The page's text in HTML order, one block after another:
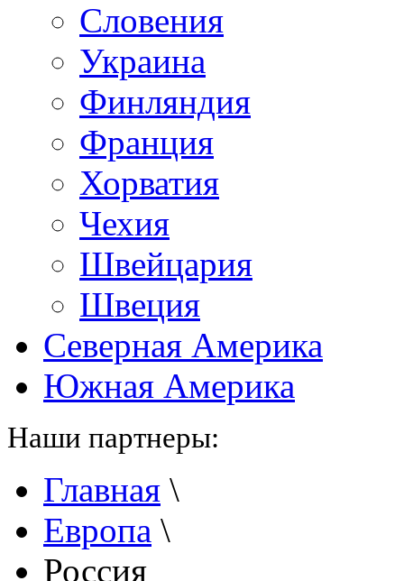
Словения
Украина
Финляндия
Франция
Хорватия
Чехия
Швейцария
Швеция
Северная Америка
Южная Америка
Наши партнеры:
Главная \
Европа \
Россия